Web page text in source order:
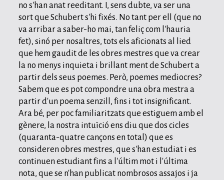
no s'han anat reeditant. I, sens dubte, va ser una
sort que Schubert s'hi fixés. No tant per ell (que no
va arribar a saber-ho mai, tan feliç com l'hauria
fet), sinó per nosaltres, tots els aficionats al lied
que hem gaudit de les obres mestres que va crear
la no menys inquieta i brillant ment de Schubert a
partir dels seus poemes. Però, poemes mediocres?
Sabem que es pot compondre una obra mestra a
partir d'un poema senzill, fins i tot insignificant.
Ara bé, per poc familiaritzats que estiguem amb el
gènere, la nostra intuïció ens diu que dos cicles
(quaranta-quatre cançons en total) que es
consideren obres mestres, que s'han estudiat i es
continuen estudiant fins a l'últim mot i l'última
nota, que se n'han publicat nombrosos assajos i ja